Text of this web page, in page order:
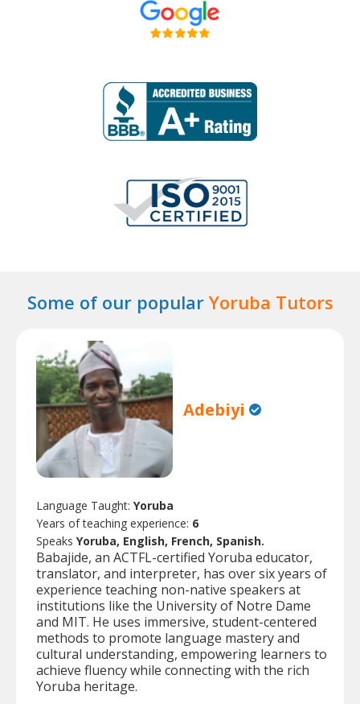
Some of our popular Yoruba Tutors
Adebiyi
Language Taught: Yoruba
Years of teaching experience: 6
Speaks Yoruba, English, French, Spanish.
Babajide, an ACTFL-certified Yoruba educator,
translator, and interpreter, has over six years of
experience teaching non-native speakers at
institutions like the University of Notre Dame
and MIT. He uses immersive, student-centered
methods to promote language mastery and
cultural understanding, empowering learners to
achieve fluency while connecting with the rich
Yoruba heritage.